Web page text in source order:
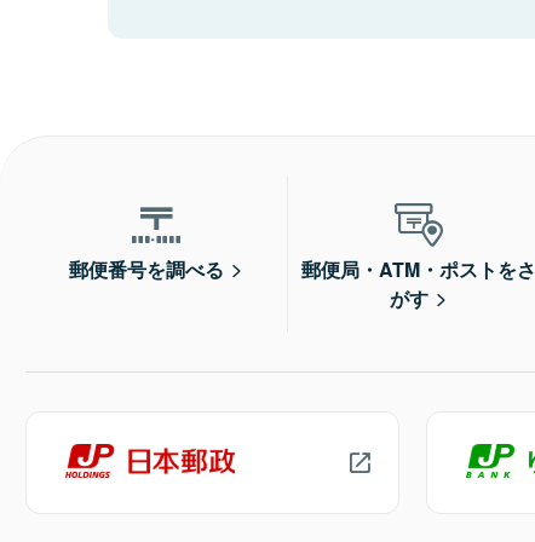
郵便番号を調べる
郵便局・ATM・ポストをさ
がす